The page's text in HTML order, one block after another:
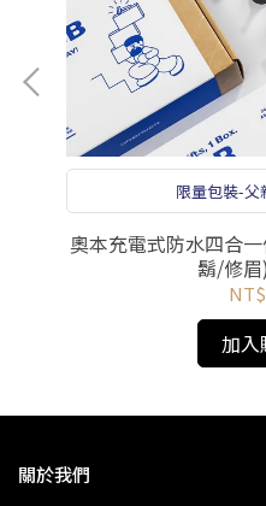
限量包裝-父
贈設計
奧本充電式防水四合
鬍/修
加入
關於我們